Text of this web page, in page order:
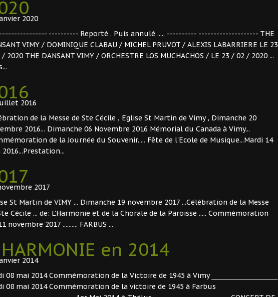
2020
---------- Reporté . Puis annulé ..... ---------- -------------------- THE
VIMY / DOMINIQUE CLABAU / MICHEL PRUVOT / ALEXIS LABARRIERE LE 23
2020 THE DANSANT VIMY / ORCHESTRE LOS MUCHACHOS / LE 23 / 02 / 2020 ...
2016
de la Messe de Ste Cécile , Eglise St Martin de Vimy , Dimanche 20
2016... Dimanche 06 Novembre 2016 Mémorial du Canada à Vimy...
de la Journée du Souvenir..... Fête de l'Ecole de Musique...Mardi 14
2017
St Martin de VIMY ... Dimanche 19 novembre 2017 ...Célébration de la Messe
Cécile ... de: L'Harmonie et de la Chorale de la Paroisse ..... Commémoration
novembre 2017 .......... FARBUS ...
en 2014
2014
08 mai 2014 Commémoration de la Victoire de 1945 à Vimy ______________________
08 mai 2014 Commémoration de la victoire de 1945 à Farbus